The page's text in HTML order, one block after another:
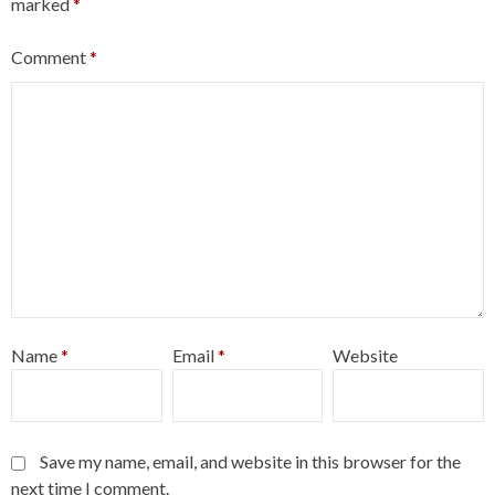
Comment*
Name* Email* Website
Save my name, email, and website in this browser for the
next time I comment.